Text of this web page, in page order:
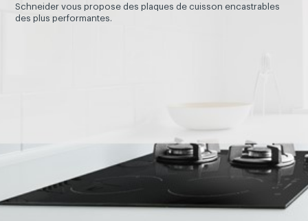
Schneider vous propose des plaques de cuisson encastrables
des plus performantes.